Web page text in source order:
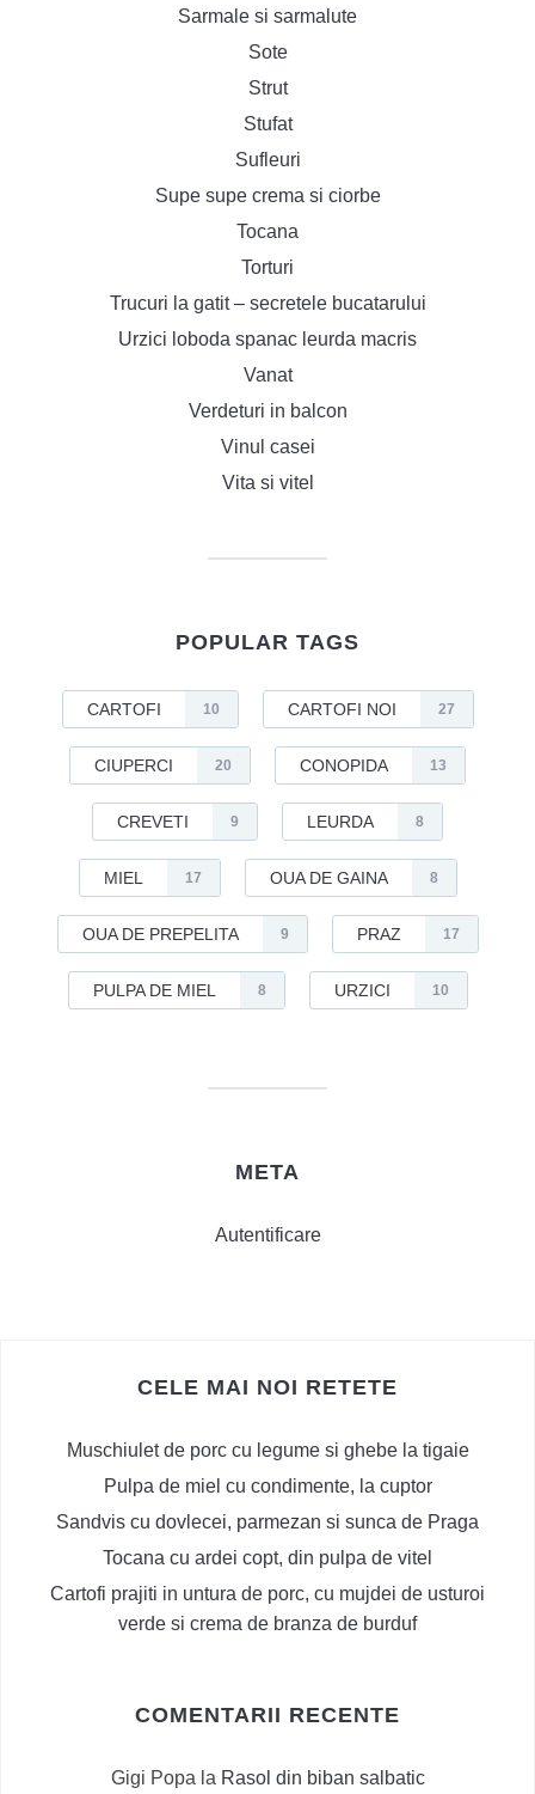
Sarmale si sarmalute
Sote
Strut
Stufat
Sufleuri
Supe supe crema si ciorbe
Tocana
Torturi
Trucuri la gatit – secretele bucatarului
Urzici loboda spanac leurda macris
Vanat
Verdeturi in balcon
Vinul casei
Vita si vitel
POPULAR TAGS
CARTOFI 10 CARTOFI NOI 27
CIUPERCI 20 CONOPIDA 13
CREVETI 9 LEURDA 8
MIEL 17 OUA DE GAINA 8
OUA DE PREPELITA 9 PRAZ 17
PULPA DE MIEL 8 URZICI 10
META
Autentificare
CELE MAI NOI RETETE
Muschiulet de porc cu legume si ghebe la tigaie
Pulpa de miel cu condimente, la cuptor
Sandvis cu dovlecei, parmezan si sunca de Praga
Tocana cu ardei copt, din pulpa de vitel
Cartofi prajiti in untura de porc, cu mujdei de usturoi
verde si crema de branza de burduf
COMENTARII RECENTE
Gigi Popa la Rasol din biban salbatic